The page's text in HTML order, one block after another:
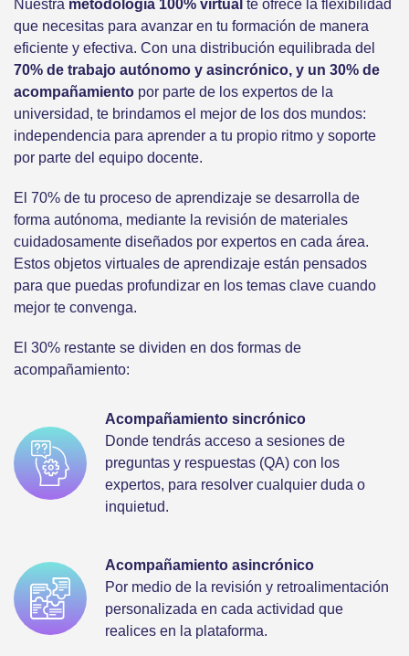
Nuestra metodología 100% virtual te ofrece la flexibilidad
que necesitas para avanzar en tu formación de manera
eficiente y efectiva. Con una distribución equilibrada del
70% de trabajo autónomo y asincrónico, y un 30% de
acompañamiento por parte de los expertos de la
universidad, te brindamos el mejor de los dos mundos:
independencia para aprender a tu propio ritmo y soporte
por parte del equipo docente.
El 70% de tu proceso de aprendizaje se desarrolla de
forma autónoma, mediante la revisión de materiales
cuidadosamente diseñados por expertos en cada área.
Estos objetos virtuales de aprendizaje están pensados
para que puedas profundizar en los temas clave cuando
mejor te convenga.
El 30% restante se dividen en dos formas de
acompañamiento:
Acompañamiento sincrónico
Donde tendrás acceso a sesiones de
preguntas y respuestas (QA) con los
expertos, para resolver cualquier duda o
inquietud.
Acompañamiento asincrónico
Por medio de la revisión y retroalimentación
personalizada en cada actividad que
realices en la plataforma.